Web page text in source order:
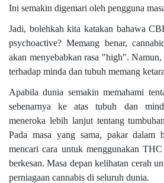
Ini semakin digemari oleh pengguna
Jadi, bolehkah kita katakan bahawa
psychoactive? Memang benar,
akan menyebabkan rasa "high".
terhadap minda dan tubuh memang
Apabila dunia semakin memahami
sebenarnya ke atas tubuh dan
meneroka lebih lanjut tentang
Pada masa yang sama, pakar dalam
mencari cara untuk menggunakan
berkesan. Masa depan kelihatan cerah
perniagaan cannabis di seluruh dunia.